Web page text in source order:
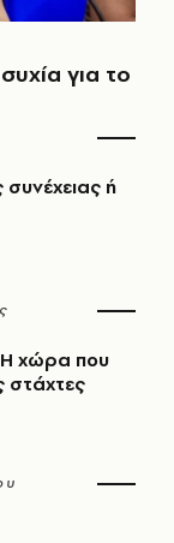
για το
συνέχειας ή
χώρα που
στάχτες